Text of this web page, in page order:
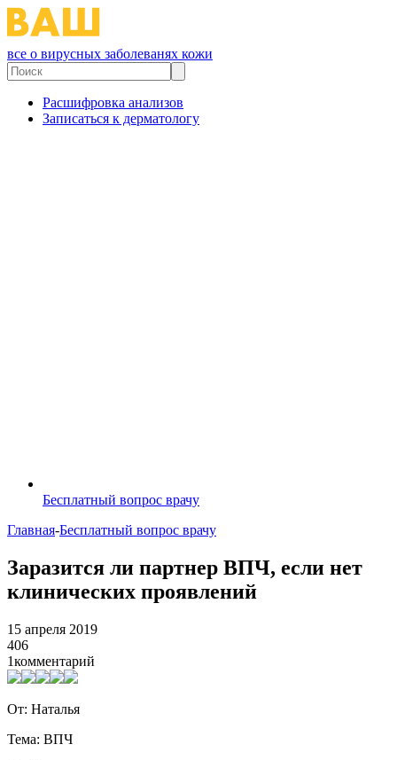
все о вирусных заболеванях кожи
Расшифровка анализов
Записаться к дерматологу
Бесплатный вопрос врачу
Главная-Бесплатный вопрос врачу
Заразится ли партнер ВПЧ, если нет
клинических проявлений
15 апреля 2019
406
1комментарий
От: Наталья
Тема: ВПЧ